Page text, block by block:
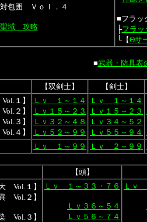
包囲 Ｖｏｌ．４
域 攻略
■フラッ
├フラッ
└【Θサ
■武器・防具表
【双剣士】 【剣士】
１】
２】
３】
４】
Ｌｖ １～１４
Ｌｖ１５～２３
Ｌｖ３２～４８
Ｌｖ５２～９９
Ｌｖ １～１４
Ｌｖ１５～２３
Ｌｖ３４～５２
Ｌｖ５５～９４
Ｌｖ １～９９ Ｌｖ ２～９９
【頭】
Vol.１】
Vol.２】
Vol.３】
Ｌｖ １～３３・７６
Ｌｖ３６～５４
Ｌｖ５６～７４
Ｌｖ